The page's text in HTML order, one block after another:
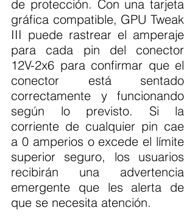
de protección. Con una tarjeta
gráfica compatible, GPU Tweak
III puede rastrear el amperaje
para cada pin del conector
12V-2x6 para confirmar que el
conector está sentado
correctamente y funcionando
según lo previsto. Si la
corriente de cualquier pin cae
a 0 amperios o excede el límite
superior seguro, los usuarios
recibirán una advertencia
emergente que les alerta de
que se necesita atención.